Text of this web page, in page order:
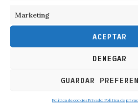
Marketing
ACEPTAR
DENEGAR
GUARDAR
Política de cookiesPrivado: Política de
RELACIONADOS